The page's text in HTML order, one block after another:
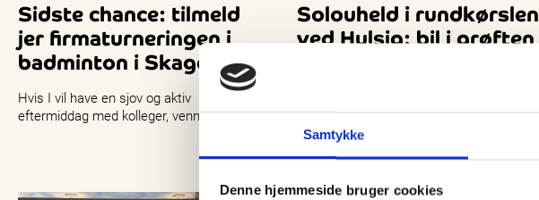
Samtykke
Denne hjemmeside bruger cookies
Sidste chance: tilmeld
jer firmaturneringen i
badminton i Skagen
Hvis I vil have en sjov og aktiv
eftermiddag med kolleger, venner eller
Solouheld i rundkørslen
ved Hulsig: bil i grøften
på hovedvejen mellem Ålbæk og Skagen
– nærmere bestemt i rundkørslen ved